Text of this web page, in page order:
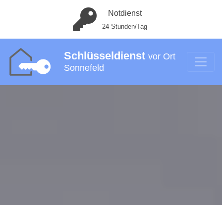
Notdienst
24 Stunden/Tag
Schlüsseldienst vor Ort
Sonnefeld